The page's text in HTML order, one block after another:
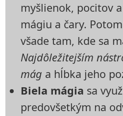
myšlienok, pocitov
mágiu a čary.
všade tam, kde sa
Najdôležitejším
mág a hĺbka jeho
Biela mágia sa
predovšetkým na